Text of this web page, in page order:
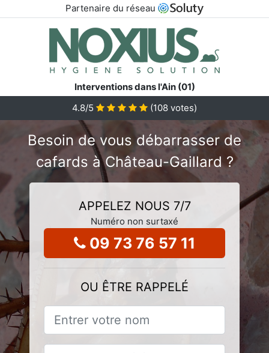
Partenaire du réseau
Interventions dans l'Ain (01)
4.8/5 (108 votes)
Besoin de vous débarrasser de
cafards à Château-Gaillard ?
APPELEZ NOUS 7/7
Numéro non surtaxé
09 73 76 57 11
OU ÊTRE RAPPELÉ